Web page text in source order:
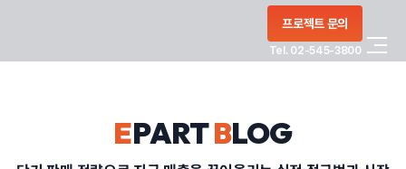
프로젝트 문의
Tel. 02-545-3800
EPARTBLOG